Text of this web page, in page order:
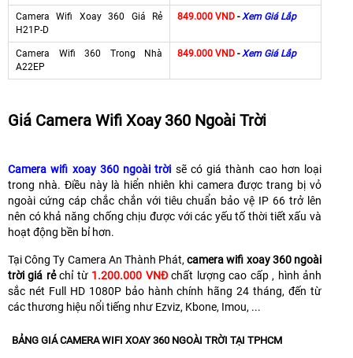
Camera Wifi Xoay 360 Giá Rẻ
H21P-D
849.000 VND -Xem Giá Lắp
Camera Wifi 360 Trong Nhà
A22EP
849.000 VND -Xem Giá Lắp
Giá Camera Wifi Xoay 360 Ngoài Trời
Camera wifi xoay 360 ngoài trời sẽ có giá thành cao hơn loại
trong nhà. Điều này là hiển nhiên khi camera được trang bị vỏ
ngoài cứng cáp chắc chắn với tiêu chuẩn bảo vệ IP 66 trở lên
nên có khả năng chống chịu được với các yếu tố thời tiết xấu và
hoạt động bền bỉ hơn.
Tại Công Ty Camera An Thành Phát,camera wifi xoay 360 ngoài
trời giá rẻchỉ từ 1.200.000 VNĐchất lượng cao cấp , hình ảnh
sắc nét Full HD 1080P bảo hành chính hãng 24 tháng, đến từ
các thương hiệu nổi tiếng như Ezviz, Kbone, Imou, ...
BẢNG GIÁ CAMERA WIFI XOAY 360 NGOÀI TRỜI TẠI TPHCM